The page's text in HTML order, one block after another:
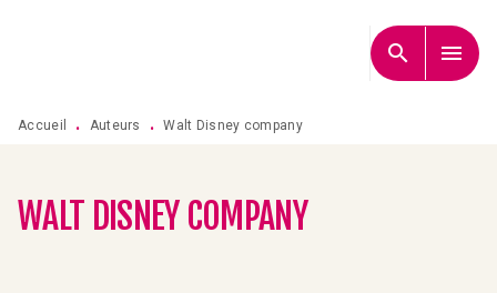
search menu
Accueil • Auteurs • Walt Disney company
WALT DISNEY COMPANY